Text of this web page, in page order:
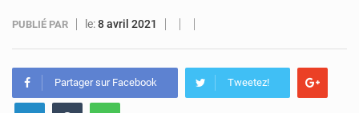
PUBLIÉ PAR le:8 avril 2021
Partager sur Facebook Tweetez!